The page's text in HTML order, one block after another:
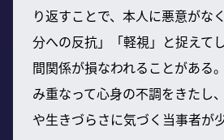
り返すことで、本人に悪意がな
分への反抗」「軽視」と捉えて
間関係が損なわれることがある
み重なって心身の不調をきたし
や生きづらさに気づく当事者が